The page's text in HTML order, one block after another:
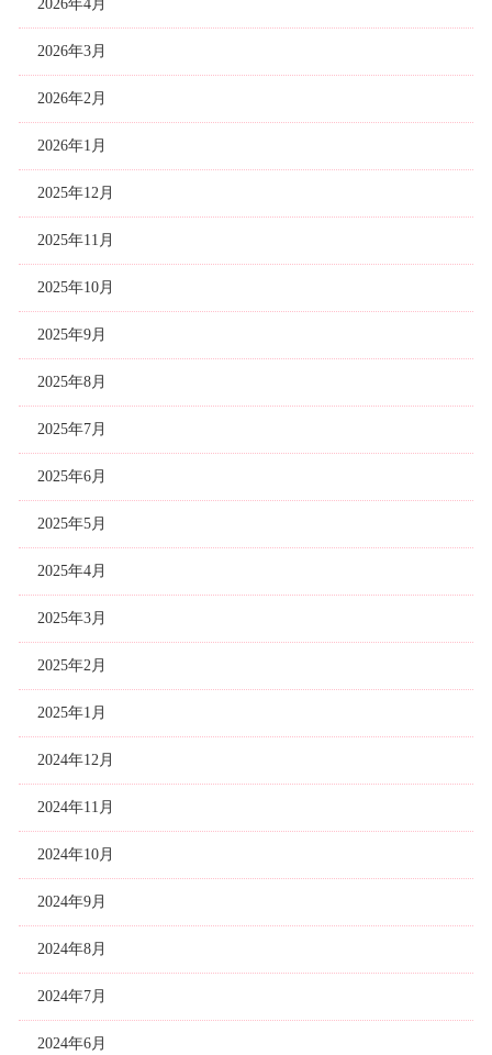
2026年4月
2026年3月
2026年2月
2026年1月
2025年12月
2025年11月
2025年10月
2025年9月
2025年8月
2025年7月
2025年6月
2025年5月
2025年4月
2025年3月
2025年2月
2025年1月
2024年12月
2024年11月
2024年10月
2024年9月
2024年8月
2024年7月
2024年6月